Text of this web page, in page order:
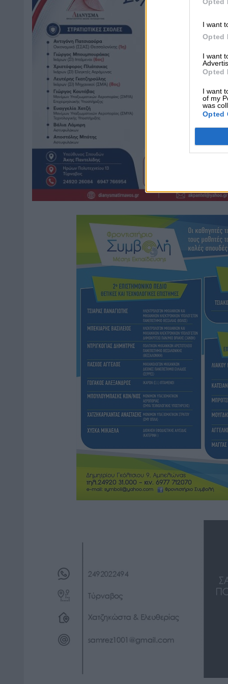
I want
Opted
I want
Opted
I want
of my
was
Opted